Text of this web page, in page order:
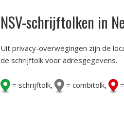
NSV-schrijftolken in
Uit privacy-overwegingen zijn de
de schrijftolk voor adresgegevens.
= schrijftolk, = combitolk,